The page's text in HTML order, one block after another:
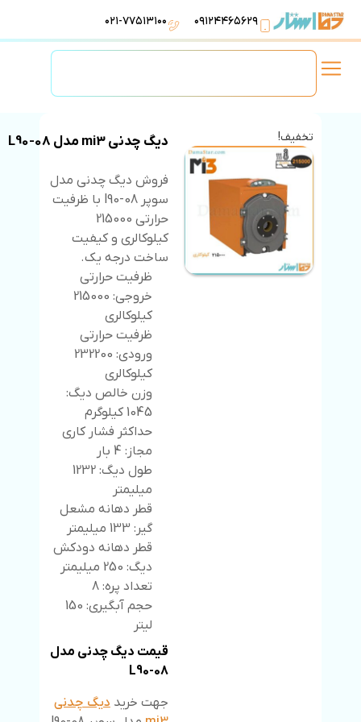
۰۹۱۲۴۴۶۵۶۲۹ ۰۲۱-۷۷۵۱۳۱۰۰
تخفیف! دیگ چدنی mi3 مدل L90-08
فروش دیگ چدنی مدل
سوپر l90-08 با ظرفیت
حرارتی 215000
کیلوکالری و کیفیت
ساخت درجه یک.
ظرفیت حرارتی
خروجی: 215000
کیلوکالری
ظرفیت حرارتی
ورودی: 232200
کیلوکالری
وزن خالص دیگ:
1045 کیلوگرم
حداکثر فشار کاری
مجاز: 4 بار
طول دیگ: 1232
میلیمتر
قطر دهانه مشعل
گیر: 133 میلیمتر
قطر دهانه دودکش
دیگ: 250 میلیمتر
تعداد پره: 8
حجم آبگیری: 150
لیتر
قیمت دیگ چدنی مدل
L90-08
جهت خریددیگ چدنی